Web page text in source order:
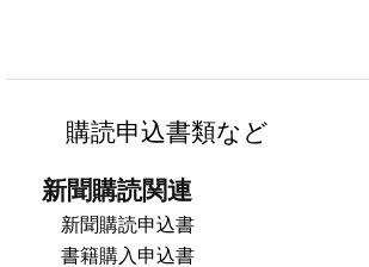
購読申込書類など
新聞購読関連
新聞購読申込書
書籍購入申込書